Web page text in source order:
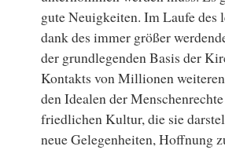
gute Neuigkeiten. Im Laufe des
dank des immer größer
der grundlegenden Basis der
Kontakts von Millionen
den Idealen der
friedlichen Kultur, die sie
neue Gelegenheiten, Hoffnung